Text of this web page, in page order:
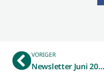
VORIGER
Newsletter Juni 2026 – Ökoprofit